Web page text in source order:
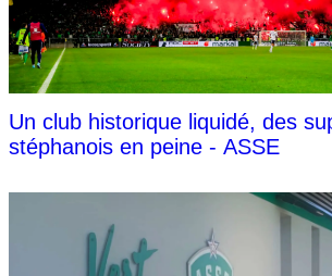
Un club historique liquidé, des
stéphanois en peine - ASSE